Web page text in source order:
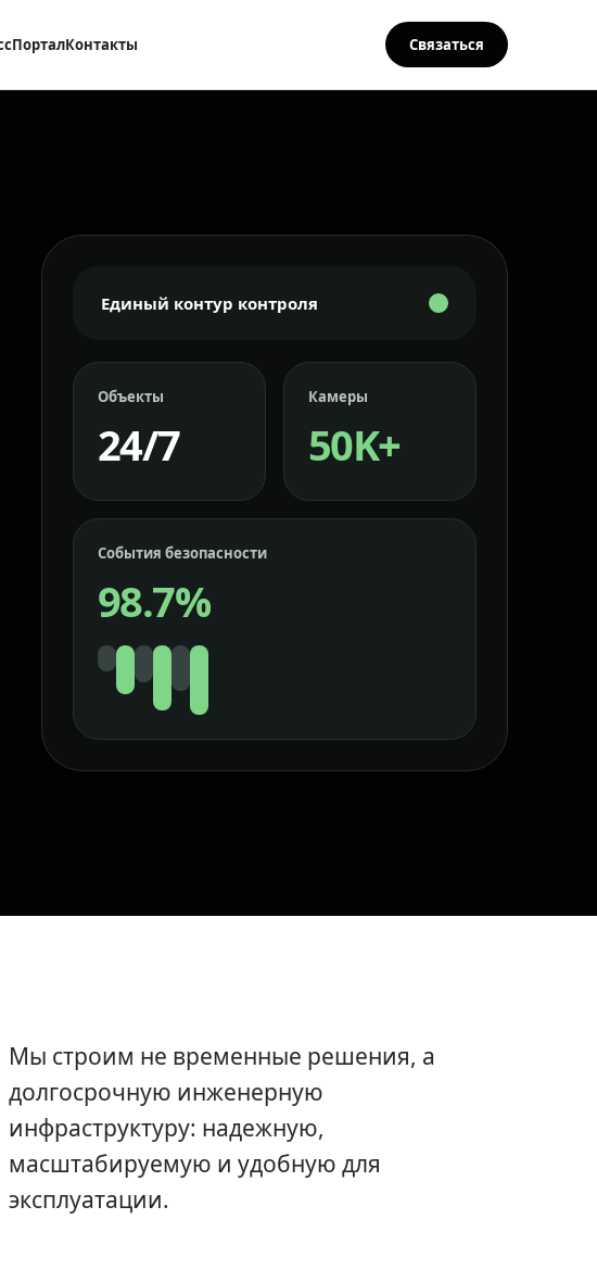
ПорталКонтакты Связаться
Единый контур контроля
Объекты
24/7
Камеры
50K+
События безопасности
98.7%
Мы строим не временные решения, а
долгосрочную инженерную
инфраструктуру: надежную,
масштабируемую и удобную для
эксплуатации.